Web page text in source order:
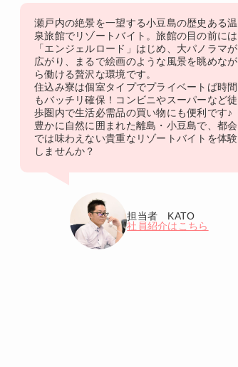
瀬戸内の絶景を一望する小豆島の歴史ある温
泉旅館でリゾートバイト。旅館の目の前には
「エンジェルロード」はじめ、大パノラマが
広がり、まるで絵画のような風景を眺めなが
ら働ける贅沢な環境です。
住込み寮は個室タイプでプライベートば時間
もバッチリ確保！コンビニやスーパーなど徒
歩圏内で生活必需品の買い物にも便利です♪
豊かに自然に囲まれた離島・小豆島で、都会
では味わえない貴重なリゾートバイトを体験
しませんか？
担当者 KATO
社員紹介はこちら